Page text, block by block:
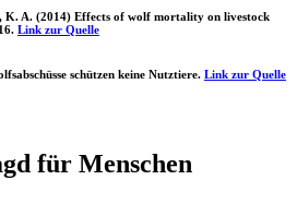
K. A. (2014) Effects of wolf mortality on livestock
Link zur Quelle
schützen keine Nutztiere. Link zur Quelle
für Menschen